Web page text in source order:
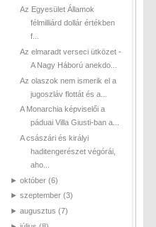
Az Egyesület Államok
félmilliárd dollár értékben
f...
Az elmaradt verseci ütközet -
A Nagy Háború anekdo...
Az olaszok nem ismerik el a
jugoszláv flottát és a...
A Monarchia képviselői a
páduai Villa Giusti-ban a...
A császári és királyi
haditengerészet végórái,
aho...
► október (6)
► szeptember (3)
► augusztus (7)